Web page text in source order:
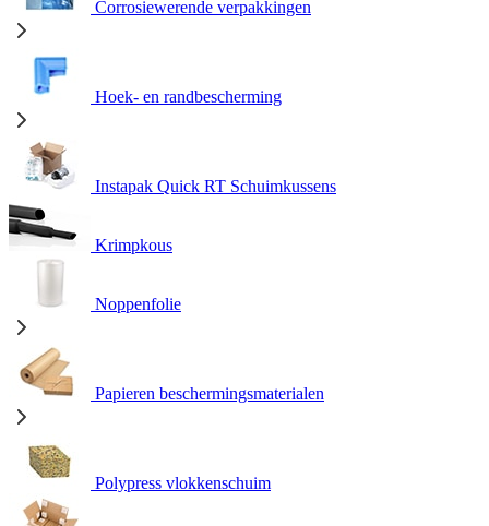
Corrosiewerende verpakkingen
Hoek- en randbescherming
Instapak Quick RT Schuimkussens
Krimpkous
Noppenfolie
Papieren beschermingsmaterialen
Polypress vlokkenschuim